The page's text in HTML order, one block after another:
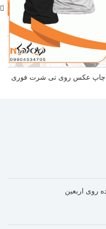
چاپ عکس روی تی شرت فوری
روی اربعین